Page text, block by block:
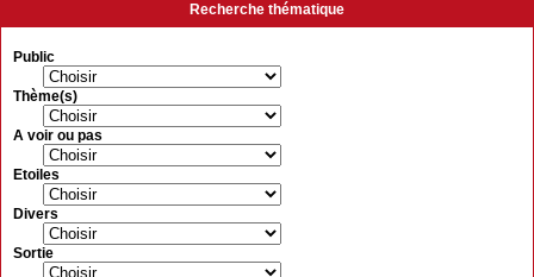
Recherche thématique
Public
Thème(s)
A voir ou pas
Etoiles
Divers
Sortie